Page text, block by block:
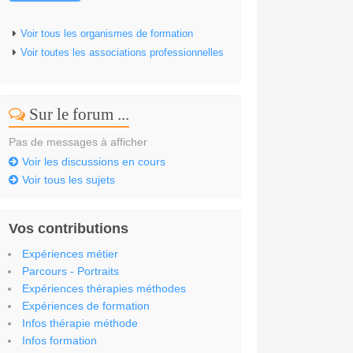
Voir tous les organismes de formation
Voir toutes les associations professionnelles
Sur le forum ...
Pas de messages à afficher
Voir les discussions en cours
Voir tous les sujets
Vos contributions
Expériences métier
Parcours - Portraits
Expériences thérapies méthodes
Expériences de formation
Infos thérapie méthode
Infos formation